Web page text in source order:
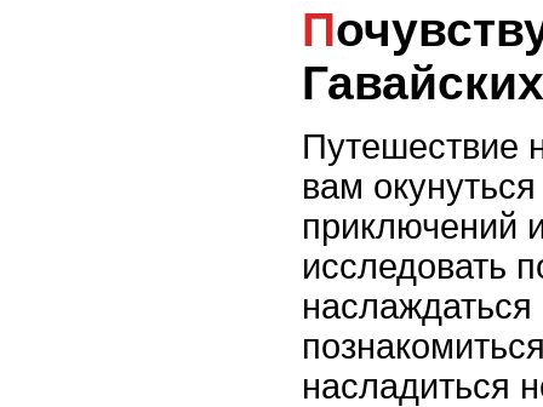
Почувствуйте райский отпуск на
Путешествие
вам
приключений
исследовать
насладиться